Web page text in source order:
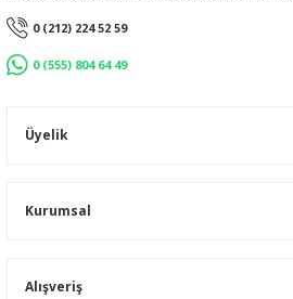
0 (212) 224 52 59
0 (555) 804 64 49
Üyelik
Kurumsal
Alışveriş